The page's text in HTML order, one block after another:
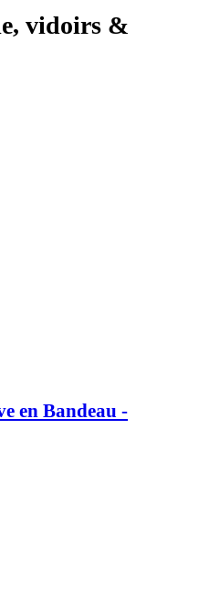
vidoirs &
en Bandeau -